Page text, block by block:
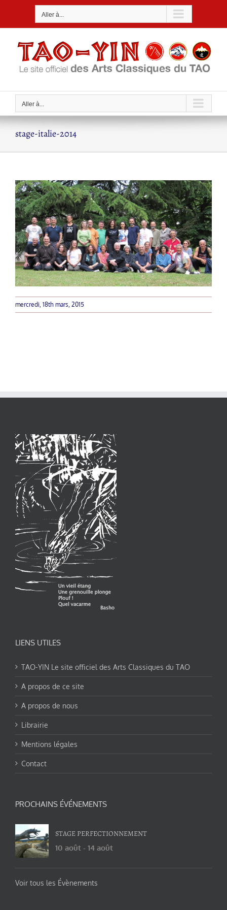
Aller à...
Aller à...
stage-italie-2014
mercredi, 18th mars, 2015
LIENS UTILES
TAO-YIN Le site officiel des Arts Classiques du TAO
A propos de ce site
A propos de nous
Librairie
Mentions légales
Contact
PROCHAINS ÉVÉNEMENTS
STAGE PERFECTIONNEMENT
10 août - 14 août
Voir tous les Évènements